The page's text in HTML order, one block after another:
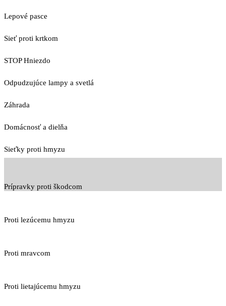
Lepové pasce
Sieť proti krtkom
STOP Hniezdo
Odpudzujúce lampy a svetlá
Záhrada
Domácnosť a dielňa
Sieťky proti hmyzu
Prípravky proti škodcom
Proti lezúcemu hmyzu
Proti mravcom
Proti lietajúcemu hmyzu